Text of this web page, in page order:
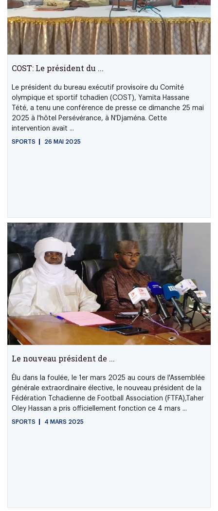
COST: Le président du ...
Le président du bureau exécutif provisoire du Comité
olympique et sportif tchadien (COST), Yamita Hassane
Tété, a tenu une conférence de presse ce dimanche 25 mai
2025 à l'hôtel Persévérance, à N'Djaména. Cette
intervention avait ...
SPORTS 26 MAI 2025
Le nouveau président de ...
Élu dans la foulée, le 1er mars 2025 au cours de l'Assemblée
générale extraordinaire élective, le nouveau président de la
Fédération Tchadienne de Football Association (FTFA),Taher
Oley Hassan a pris officiellement fonction ce 4 mars ...
SPORTS 4 MARS 2025